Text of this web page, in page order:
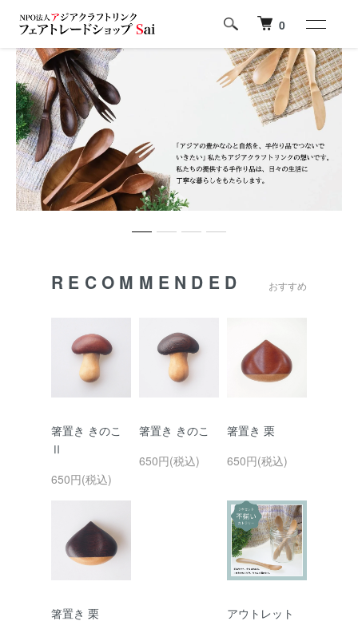
0
RECOMMENDED おすすめ
箸置き きのこ
Ⅱ
650円(税込)
箸置き きのこ
650円(税込)
箸置き 栗
650円(税込)
箸置き 栗
アウトレット